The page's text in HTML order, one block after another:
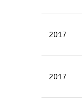
2017
2017